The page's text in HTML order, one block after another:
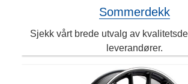
Sommerdekk
Sjekk vårt brede utvalg av
leverandører.